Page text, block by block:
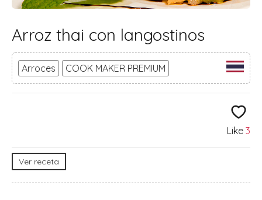
Arroz thai con langostinos
Arroces COOK MAKER PREMIUM
Like 3
Ver receta